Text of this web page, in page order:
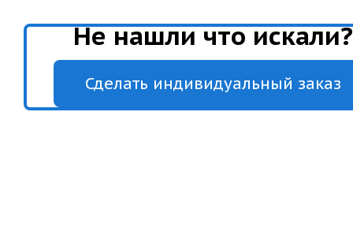
Не нашли что искали?